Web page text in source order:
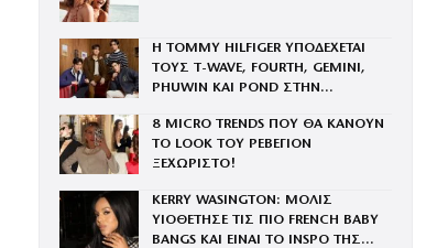
Η TOMMY HILFIGER ΥΠΟΔΕΧΕΤΑΙ
ΤΟΥΣ Τ-WAVE, FOURTH, GEMINI,
PHUWIN ΚΑΙ POND ΣΤΗΝ
8 MICRO TRENDS ΠΟΥ ΘΑ ΚΑΝΟΥΝ
ΤΟ LOOK ΤΟΥ ΡΕΒΕΓΙΟΝ
ΞΕΧΩΡΙΣΤΟ!
KERRY WASINGTON: ΜΟΛΙΣ
ΥΙΟΘΕΤΗΣΕ ΤΙΣ ΠΙΟ FRENCH BABY
BANGS ΚΑΙ ΕΙΝΑΙ ΤΟ INSPO ΤΗΣ